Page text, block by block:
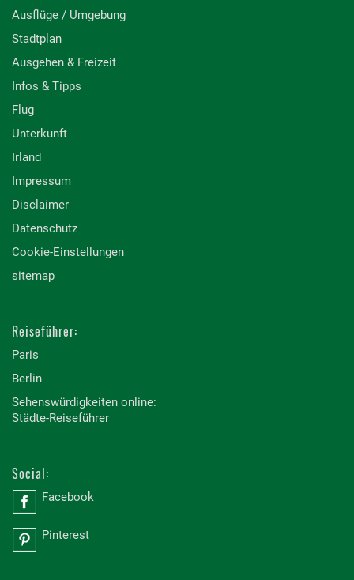
Ausflüge / Umgebung
Stadtplan
Ausgehen & Freizeit
Infos & Tipps
Flug
Unterkunft
Irland
Impressum
Disclaimer
Datenschutz
Cookie-Einstellungen
sitemap
Reiseführer:
Paris
Berlin
Sehenswürdigkeiten online:
Städte-Reiseführer
Social:
Facebook
Pinterest